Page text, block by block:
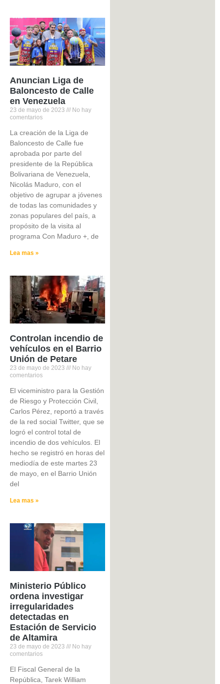
Anuncian Liga de
Baloncesto de Calle
en Venezuela
23 de mayo de 2023
No hay
comentarios
La creación de la Liga de
Baloncesto de Calle fue
aprobada por parte del
presidente de la República
Bolivariana de Venezuela,
Nicolás Maduro, con el
objetivo de agrupar a jóvenes
de todas las comunidades y
zonas populares del país, a
propósito de la visita al
programa Con Maduro +, de
Lea mas »
Controlan incendio de
vehículos en el Barrio
Unión de Petare
23 de mayo de 2023
No hay
comentarios
El viceministro para la Gestión
de Riesgo y Protección Civil,
Carlos Pérez, reportó a través
de la red social Twitter, que se
logró el control total de
incendio de dos vehículos. El
hecho se registró en horas del
mediodía de este martes 23
de mayo, en el Barrio Unión
del
Lea mas »
Ministerio Público
ordena investigar
irregularidades
detectadas en
Estación de Servicio
de Altamira
23 de mayo de 2023
No hay
comentarios
El Fiscal General de la
República, Tarek William